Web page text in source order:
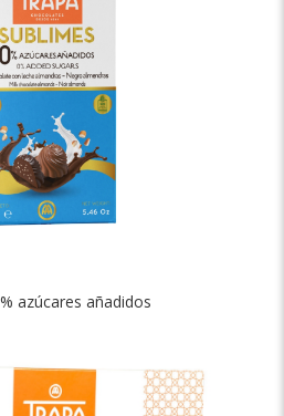
azúcares añadidos